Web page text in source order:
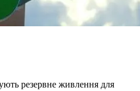
резервне живлення для